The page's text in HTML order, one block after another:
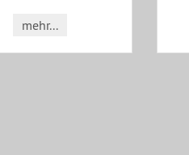
mehr...